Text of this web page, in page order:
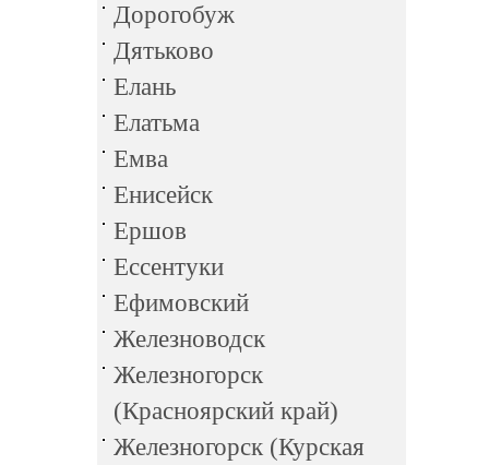
Дорогобуж
Дятьково
Елань
Елатьма
Емва
Енисейск
Ершов
Ессентуки
Ефимовский
Железноводск
Железногорск
(Красноярский край)
Железногорск (Курская